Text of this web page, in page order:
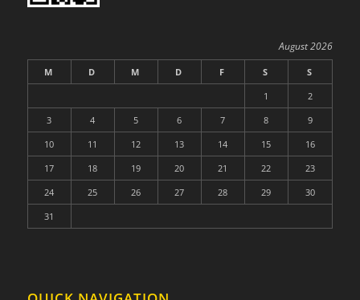
August 2026
M D M D F S
S
1
2
3
4 5 6 7 8
9
10
11 12 13 14 15
16
17
18 19 20 21 22
23
24
25 26 27 28 29
30
31